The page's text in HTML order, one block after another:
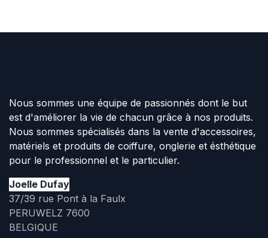
Nous sommes une équipe de passionnés dont le but
est d'améliorer la vie de chacun grâce à nos produits.
Nous sommes spécialisés dans la vente d'accessoires,
matériels et produits de coiffure, onglerie et ésthétique
pour le professionnel et le particulier.
Joelle Dufay
37/39 rue Pont à la Faulx
PERUWELZ 7600
BELGIQUE